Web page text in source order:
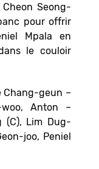
Seong-
pour offrir
Mpala en
le couloir
Chang-geun –
Anton –
(C), Lim Dug-
joo, Peniel